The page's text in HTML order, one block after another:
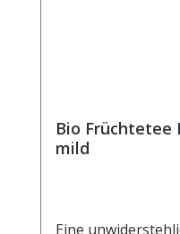
Bio Früchtetee
mild
Eine